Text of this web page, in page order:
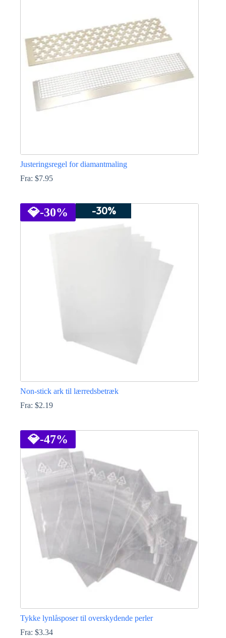
på
varesiden
Justeringsregel for diamantmaling
Fra: $7.95
har
flere
💎-30% -30%
Non-stick ark til lærredsbetræk
Fra: $2.19
har
flere
varianter.
Mulighederne
vælges
varesiden
💎-47%
Tykke lynlåsposer til overskydende perler
Fra: $3.34